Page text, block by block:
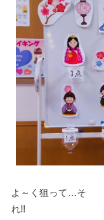
よ～く狙って…そ
れ!! 満